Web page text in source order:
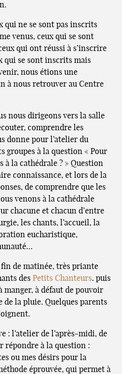
qui ne se sont pas inscrits
venus, ceux qui se sont
qui ont réussi à s’inscrire
qui se sont inscrits mais
nous étions une
à nous retrouver au Centre
nous dirigeons vers la salle
comprendre les
donne pour l’atelier du
groupes à la question « Pour
à la cathédrale ? » Question
connaissance, et lors de la
de comprendre que les
venons à la cathédrale
chacune et chacun d’entre
les chants, l’accueil, la
eucharistique,
fin de matinée, très priante
des Petits Chanteurs. puis
manger, à défaut de pouvoir
de la pluie. Quelques parents
: l’atelier de l’après-midi, de
répondre à la question :
ou mes désirs pour la
éprouvée, qui permet à